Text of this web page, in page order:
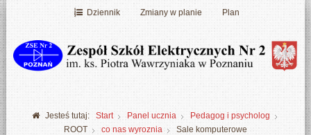
Dziennik Zmiany w planie Plan
Jesteś tutaj: Start Panel ucznia
Pedagog i psycholog
ROOT
co nas wyroznia Sale komputerowe